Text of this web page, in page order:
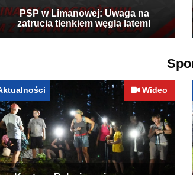
PSP w Limanowej: Uwaga na
zatrucia tlenkiem węgla latem!
Wideo